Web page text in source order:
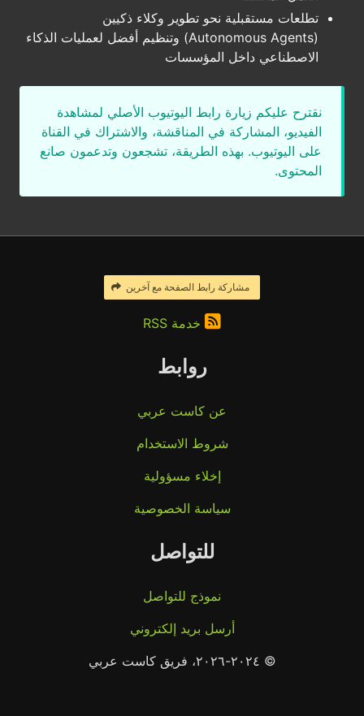
تطلعات مستقبلية نحو تطوير وكلاء ذكيين
(Autonomous Agents) وتنظيم أفضل لعمليات الذكاء
الاصطناعي داخل المؤسسات
نقترح عليكم زيارة رابط اليوتيوب الأصلي لمشاهدة
الفيديو، المشاركة في المناقشة، والاشتراك في القناة
على اليوتيوب. بهذه الطريقة، تشجعون وتدعمون صانع
المحتوى.
مشاركة رابط الصفحة مع آخرين
خدمة RSS
روابط
عن كاست عربي
شروط الاستخدام
إخلاء مسؤولية
سياسة الخصوصية
للتواصل
نموذج للتواصل
أرسل بريد إلكتروني
© ٢٠٢٤-٢٠٢٦، فريق كاست عربي